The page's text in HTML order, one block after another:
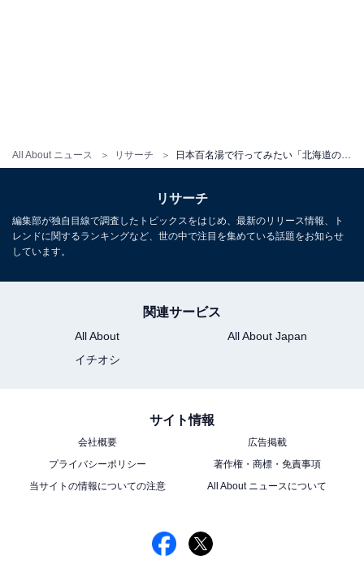
All About ニュース リサーチ
リサーチ
編集部が独自目線で調査したトピックスをはじめ、最新のリリース情報、ト
レンドに関するランキングなど、世の中で注目を集めている話題をお知らせ
しています。
関連サービス
All About
All About Japan
イチオシ
サイト情報
会社概要
広告掲載
プライバシーポリシー
著作権・商標・免責事項
当サイトの情報についての注意
All About ニュースについて